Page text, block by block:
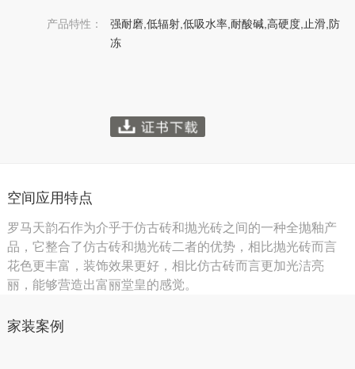
产品特性：
强耐磨,低辐射,低吸水率,耐酸碱,高硬度,止滑,防
冻
空间应用特点
罗马天韵石作为介乎于仿古砖和抛光砖之间的一种全抛釉产
品，它整合了仿古砖和抛光砖二者的优势，相比抛光砖而言
花色更丰富，装饰效果更好，相比仿古砖而言更加光洁亮
丽，能够营造出富丽堂皇的感觉。
家装案例